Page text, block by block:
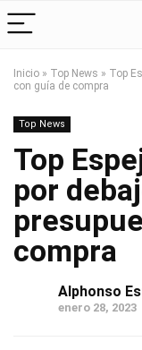
Inicio » Top News » Top
con guía de compra
Top News
Top
por
compra
Alphonso
enero 28, 2023